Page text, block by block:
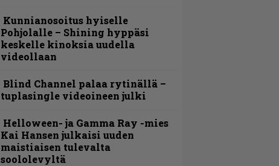
Kunnianosoitus hyiselle
Pohjolalle – Shining hyppäsi
keskelle kinoksia uudella
videollaan
Blind Channel palaa rytinällä –
tuplasingle videoineen julki
Helloween- ja Gamma Ray -mies
Kai Hansen julkaisi uuden
maistiaisen tulevalta
soololevyltä